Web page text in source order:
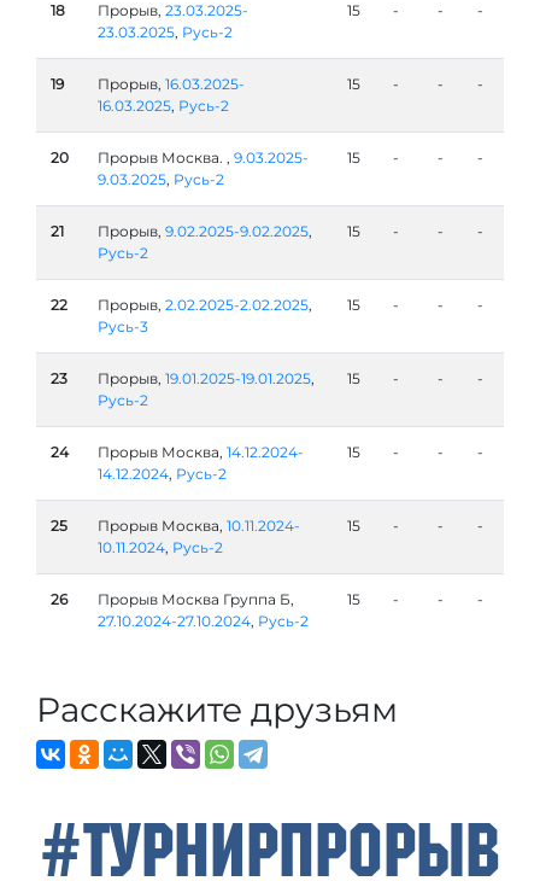
18 Прорыв, 23.03.2025-
23.03.2025, Русь-2
15 - - -
19 Прорыв, 16.03.2025-
16.03.2025, Русь-2
15 - - -
20 Прорыв Москва. , 9.03.2025-
9.03.2025, Русь-2
15 - - -
21 Прорыв, 9.02.2025-9.02.2025,
Русь-2
15 - - -
22 Прорыв, 2.02.2025-2.02.2025,
Русь-3
15 - - -
23 Прорыв, 19.01.2025-19.01.2025,
Русь-2
15 - - -
24 Прорыв Москва, 14.12.2024-
14.12.2024, Русь-2
15 - - -
25 Прорыв Москва, 10.11.2024-
10.11.2024, Русь-2
15 - - -
26
Прорыв Москва Группа Б,
27.10.2024-27.10.2024, Русь-2
15 - - -
Расскажите друзьям
#ТурнирПрорыв